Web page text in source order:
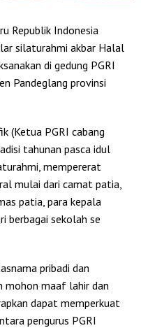
Republik Indonesia
silaturahmi akbar Halal
di gedung PGRI
Pandeglang provinsi
(Ketua PGRI cabang
tahunan pasca idul
mempererat
mulai dari camat patia,
patia, para kepala
berbagai sekolah se
pribadi dan
mohon maaf lahir dan
dapat memperkuat
pengurus PGRI